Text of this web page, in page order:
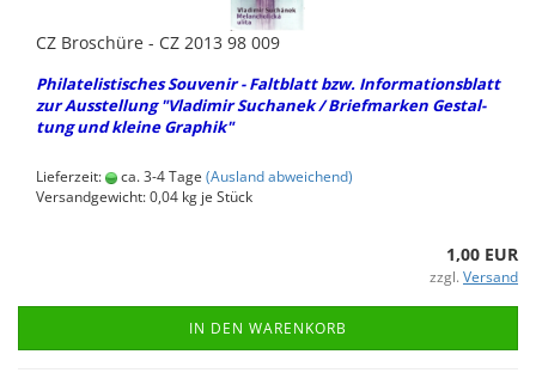
CZ Bro­schü­re - CZ 2013 98 009
Phil­ate­lis­ti­sches Sou­ve­nir - Falt­blatt bzw. In­for­ma­ti­ons­blatt
zur Aus­stel­lung "Vla­di­mir Such­a­nek / Brief­mar­ken Ge­stal­
tung und klei­ne Gra­phik"
Lieferzeit: ca. 3-4 Tage (Ausland abweichend)
Versandgewicht:0,04 kg je Stück
1,00 EUR
zzgl. Versand
IN DEN WARENKORB